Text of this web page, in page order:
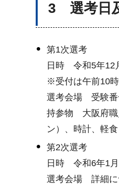
3 選考日
第1次選考
日時 令和5年12
※受付は午前10時
選考会場 受験番
持参物 大阪府職
ン）、時計、軽
第2次選考
日時 令和6年1月
選考会場 詳細に